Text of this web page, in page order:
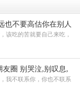
也不要高估你在别人
该吃的苦就要自己来吃，
圈 别哭泣,别叹息,
我不联系你，你也不联系